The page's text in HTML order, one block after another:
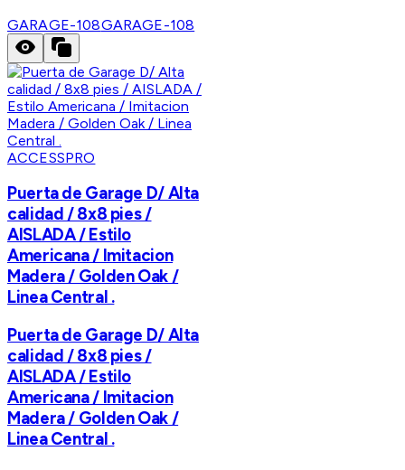
GARAGE-108GARAGE-108
ACCESSPRO
Puerta de Garage D/ Alta
calidad / 8x8 pies /
AISLADA / Estilo
Americana / Imitacion
Madera / Golden Oak /
Linea Central .
Puerta de Garage D/ Alta
calidad / 8x8 pies /
AISLADA / Estilo
Americana / Imitacion
Madera / Golden Oak /
Linea Central .